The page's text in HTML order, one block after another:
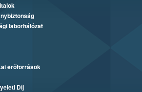
laborhálózat
erőforrások
Díj